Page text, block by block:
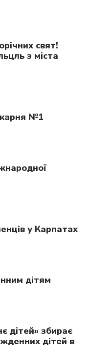
свят!
з міста
№1
у Карпатах
дітям
дітей» збирає
дітей в